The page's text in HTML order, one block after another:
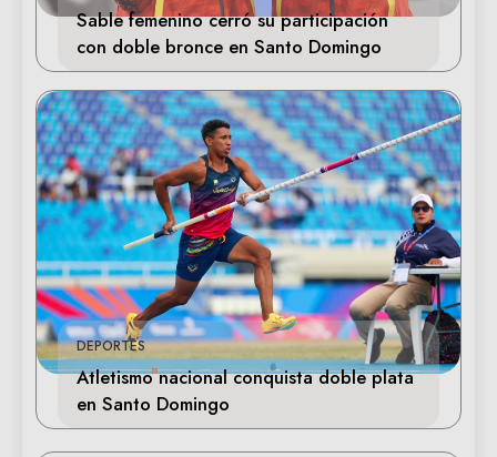
Sable femenino cerró su participación
con doble bronce en Santo Domingo
DEPORTES
Atletismo nacional conquista doble plata
en Santo Domingo